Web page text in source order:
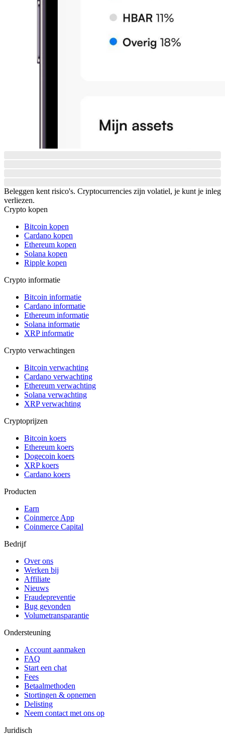
Beleggen kent risico's. Cryptocurrencies zijn volatiel, je kunt je inleg
verliezen.
Crypto kopen
Bitcoin kopen
Cardano kopen
Ethereum kopen
Solana kopen
Ripple kopen
Crypto informatie
Bitcoin informatie
Cardano informatie
Ethereum informatie
Solana informatie
XRP informatie
Crypto verwachtingen
Bitcoin verwachting
Cardano verwachting
Ethereum verwachting
Solana verwachting
XRP verwachting
Cryptoprijzen
Bitcoin koers
Ethereum koers
Dogecoin koers
XRP koers
Cardano koers
Producten
Earn
Coinmerce App
Coinmerce Capital
Bedrijf
Over ons
Werken bij
Affiliate
Nieuws
Fraudepreventie
Bug gevonden
Volumetransparantie
Ondersteuning
Account aanmaken
FAQ
Start een chat
Fees
Betaalmethoden
Stortingen & opnemen
Delisting
Neem contact met ons op
Juridisch